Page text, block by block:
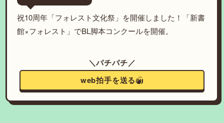
祝10周年「フォレスト文化祭」を開催しました！「新書
館×フォレスト」でBL脚本コンクールを開催。
＼パチパチ／
web拍手を送る